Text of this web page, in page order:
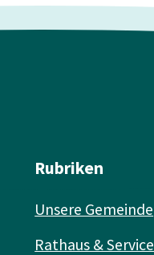
Rubriken
Unsere Gemeinde
Rathaus & Service